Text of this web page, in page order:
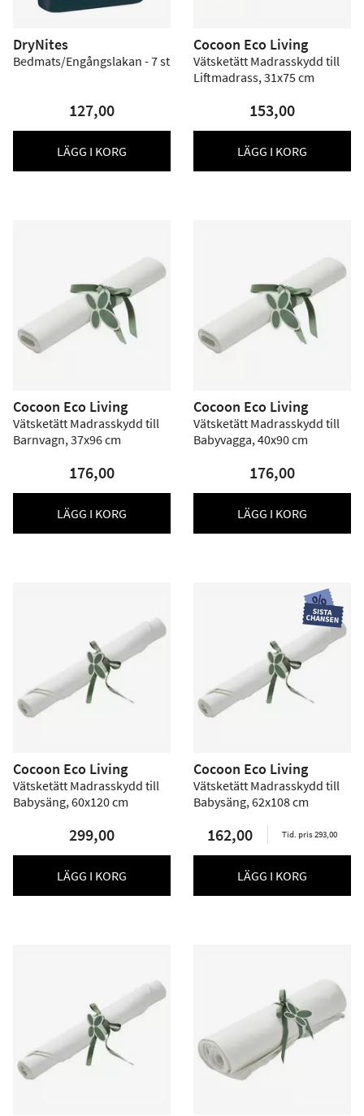
DryNites
Bedmats/Engångslakan - 7 st
127,00
LÄGG I KORG
Cocoon Eco Living
Vätsketätt Madrasskydd till
Liftmadrass, 31x75 cm
153,00
LÄGG I KORG
Cocoon Eco Living
Vätsketätt Madrasskydd till
Barnvagn, 37x96 cm
176,00
LÄGG I KORG
Cocoon Eco Living
Vätsketätt Madrasskydd till
Babyvagga, 40x90 cm
176,00
LÄGG I KORG
Cocoon Eco Living
Vätsketätt Madrasskydd till
Babysäng, 60x120 cm
299,00
LÄGG I KORG
Cocoon Eco Living
Vätsketätt Madrasskydd till
Babysäng, 62x108 cm
162,00 Tid. pris 293,00
LÄGG I KORG